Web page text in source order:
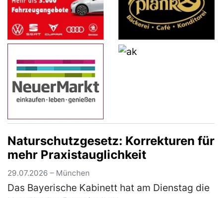
Naturschutzgesetz: Korrekturen für
mehr Praxistauglichkeit
29.07.2026 – München
Das Bayerische Kabinett hat am Dienstag die